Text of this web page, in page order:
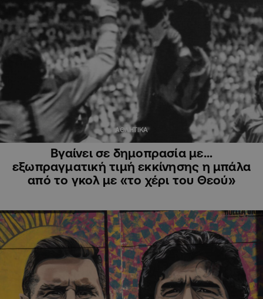
ΑΘΛΗΤΙΚΑ
Βγαίνει σε δημοπρασία με…
εξωπραγματική τιμή εκκίνησης η μπάλα
από το γκολ με «το χέρι του Θεού»